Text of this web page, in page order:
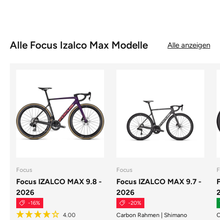
Alle Focus Izalco Max Modelle Alle anzeigen
Focus
Focus IZALCO MAX 9.8 -
2026
-16%
Focus
Focus IZALCO MAX 9.7 -
2026
-20%
Carbon Rahmen | Shimano